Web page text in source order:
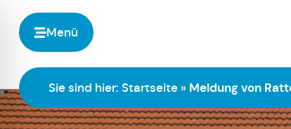
Menü
Sie sind hier: Startseite » Meldung von